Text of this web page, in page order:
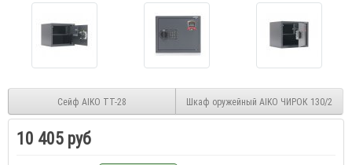
Сейф AIKO TT-28 Шкаф оружейный AIKO ЧИРОК 130/2
10 405 руб